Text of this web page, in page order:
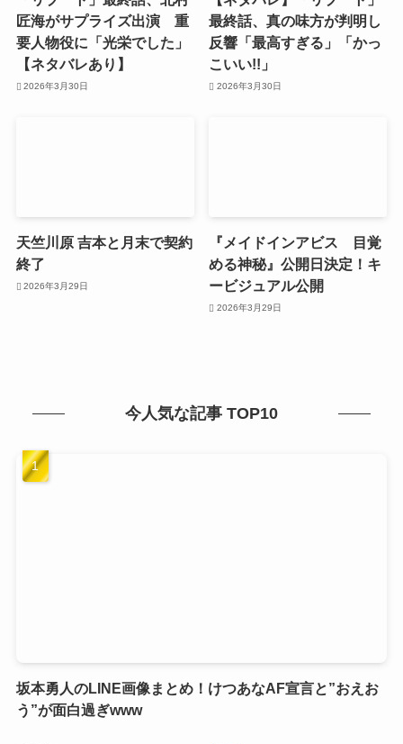
匠海がサプライズ出演 重
要人物役に「光栄でした」
【ネタバレあり】
2026年3月30日
最終話、真の味方が判明し
反響「最高すぎる」「かっ
こいい!!」
2026年3月30日
天竺川原 吉本と月末で契約
終了
2026年3月29日
『メイドインアビス 目覚
める神秘』公開日決定！キ
ービジュアル公開
2026年3月29日
今人気な記事 TOP10
坂本勇人のLINE画像まとめ！けつあなAF宣言と”おえお
う”が面白過ぎwww